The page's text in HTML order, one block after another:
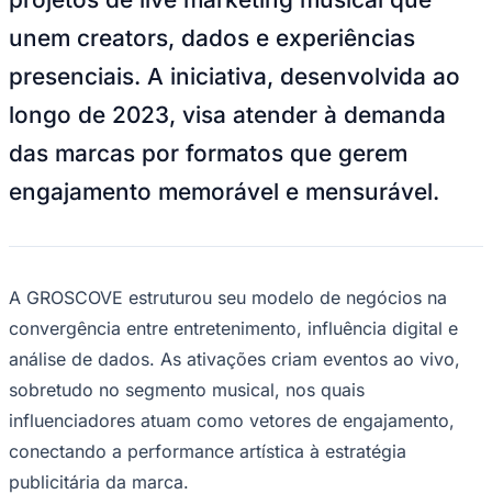
NBA
Fórmula 1
UFC
Tênis (ATP)
MLB
NHL
Atletismo
Vôlei
NBB
Paulistão
Copa do Brasil
Libertadores
Sul-Americana
Copa América
Champions League
Premier League
Bundesliga
Mundial 2026
unem creators, dados e experiências
presenciais. A iniciativa, desenvolvida ao
longo de 2023, visa atender à demanda
das marcas por formatos que gerem
engajamento memorável e mensurável.
A GROSCOVE estruturou seu modelo de negócios na
convergência entre entretenimento, influência digital e
análise de dados. As ativações criam eventos ao vivo,
sobretudo no segmento musical, nos quais
influenciadores atuam como vetores de engajamento,
conectando a performance artística à estratégia
publicitária da marca.